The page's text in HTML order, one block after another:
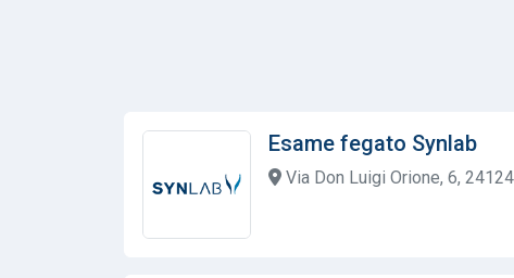
Esame fegato Synlab
Via Don Luigi Orione, 6,